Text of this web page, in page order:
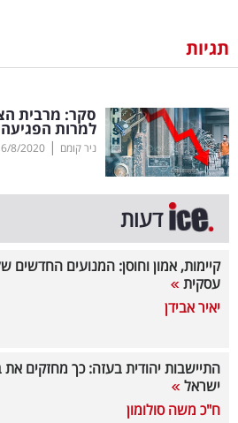
וצרכנות
דיגיטל
וטק
שיווק
ופרסום
משפט
מדדים
דעות
רכילות
תגיות
סקר: מרבית
למרות
ניר קומם |
6/8/2020
דעות
קיימות, אמון וחוסן: המנועים החדשים
עסקית
יאיר אבידן
התיישבות יהודית בעזה: כך מחזקים את
ישראל
ח"כ משה סולומון